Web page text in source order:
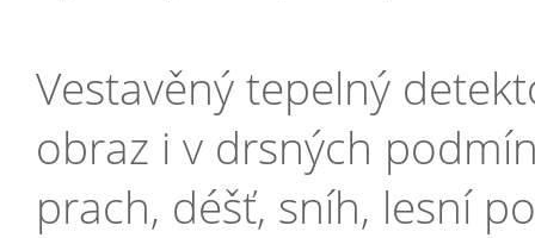
Vestavěný tepelný
obraz i v drsných
prach, déšť, sníh, lesní